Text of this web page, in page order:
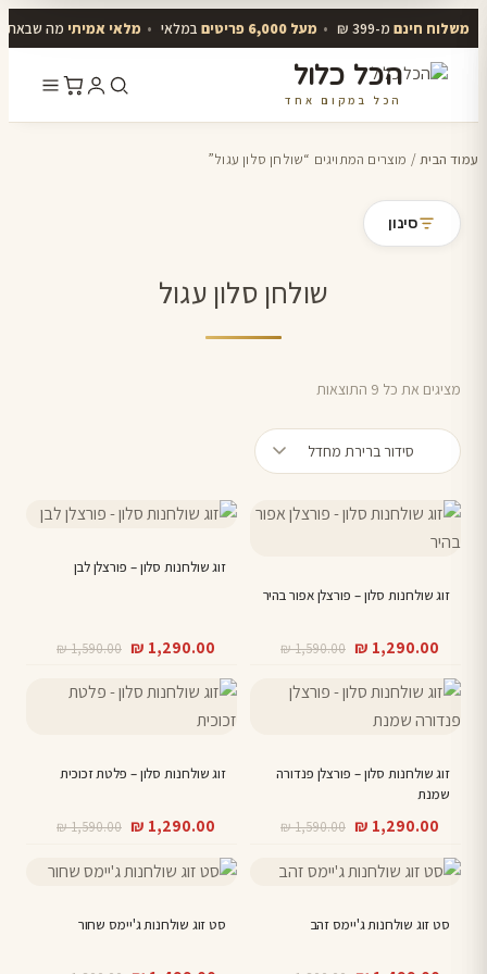
משלוח חינם מ-399 ₪ • מעל 6,000 פריטים במלאי • מלאי אמיתי מה שבאתר
הכל כלול
הכל במקום אחד
עמוד הבית/ מוצרים המתויגים “שולחן סלון עגול”
סינון
שולחן סלון עגול
מציגים את כל ⁦9⁩ התוצאות
זוג שולחנות סלון – פורצלן אפור בהיר
₪1,590.00
המחיר
היה:
₪ 1,290.00
המחיר
הוא:
זוג שולחנות סלון – פורצלן לבן
₪1,590.00
המחיר
היה:
₪ 1,290.00
המחיר
הוא:
זוג שולחנות סלון – פורצלן פנדורה
שמנת
₪1,590.00
המחיר
היה:
₪ 1,290.00
המחיר
הוא:
זוג שולחנות סלון – פלטת זכוכית
₪1,590.00
המחיר
היה:
₪ 1,290.00
המחיר
הוא:
סט זוג שולחנות ג'יימס זהב סט זוג שולחנות ג'יימס שחור